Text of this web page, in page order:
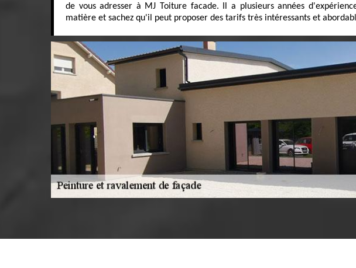
de vous adresser à MJ Toiture facade. Il a plusieurs années
matière et sachez qu'il peut proposer des tarifs très intéressants et